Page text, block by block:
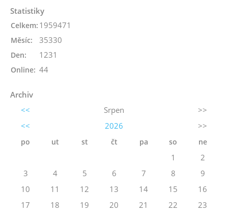
Statistiky
Online: 44
Celkem: 1959471
Měsíc: 35330
Den: 1231
Archiv
<<
Srpen
>>
<<
2026 >>
po ut st čt pa so ne
1
2
3
4 5 6 7 8
9
10
11 12 13 14 15
16
17
18 19 20 21 22 23